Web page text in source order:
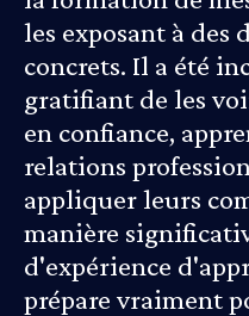
les exposant à des
concrets. Il a été
gratifiant de les
en confiance,
relations
appliquer leurs
manière
d'expérience
prépare vraiment